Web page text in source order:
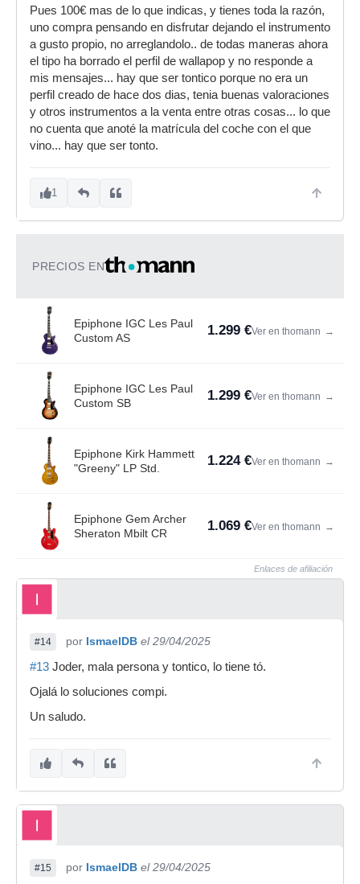
no ser que te haya pedido 250€ en cuyo caso,
por el precio, quizas si te haya convenido, sino
para su casa, que cuando se vende una guitarra,
lo unico que tiene que hacer el comprador es
ponerla a su gusto, no llevarla de tacada al
lutjier.
Eso tiene mala solucion y a lo peor tendria que
levantar el diapason y cambiar el alma, son
reparaciones de los "gordas"
Pues 100€ mas de lo que indicas, y tienes toda la razón,
uno compra pensando en disfrutar dejando el instrumento
a gusto propio, no arreglandolo.. de todas maneras ahora
el tipo ha borrado el perfil de wallapop y no responde a
mis mensajes... hay que ser tontico porque no era un
perfil creado de hace dos dias, tenia buenas valoraciones
y otros instrumentos a la venta entre otras cosas... lo que
no cuenta que anoté la matrícula del coche con el que
vino... hay que ser tonto.
1
PRECIOS EN
Epiphone IGC Les Paul
Custom AS
1.299 €Ver en thomann →
Epiphone IGC Les Paul
Custom SB
1.299 €Ver en thomann →
Epiphone Kirk Hammett
"Greeny" LP Std.
1.224 €Ver en thomann →
Epiphone Gem Archer
Sheraton Mbilt CR
1.069 €Ver en thomann →
Enlaces de afiliación
#14 por IsmaelDB el 29/04/2025
#13 Joder, mala persona y tontico, lo tiene tó.
Ojalá lo soluciones compi.
Un saludo.
#15 por IsmaelDB el 29/04/2025